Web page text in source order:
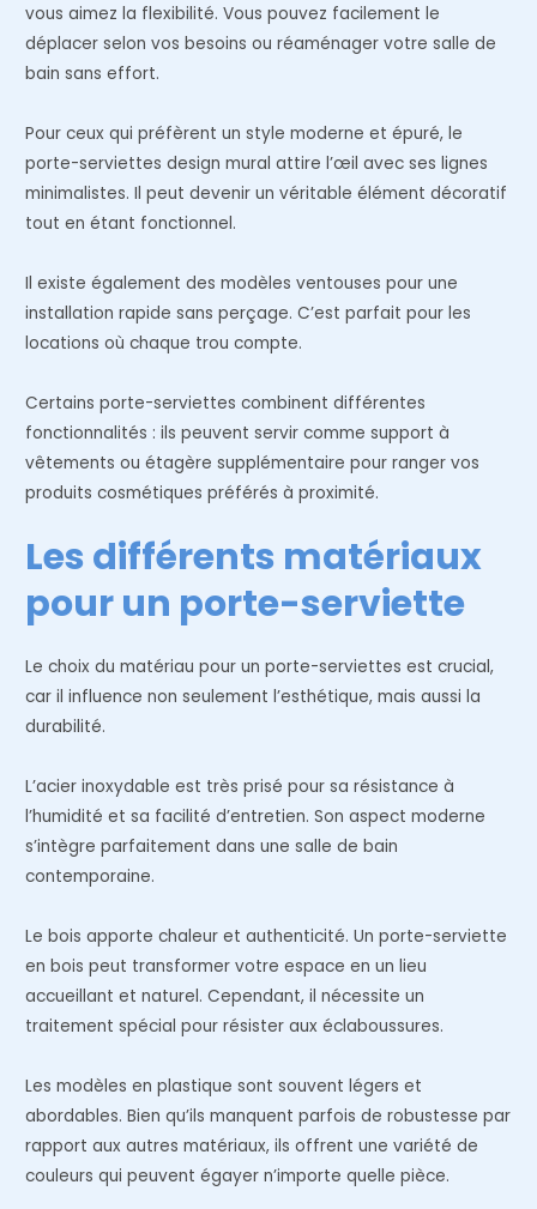
vous aimez la flexibilité. Vous pouvez facilement le
déplacer selon vos besoins ou réaménager votre salle de
bain sans effort.
Pour ceux qui préfèrent un style moderne et épuré, le
porte-serviettes design mural attire l’œil avec ses lignes
minimalistes. Il peut devenir un véritable élément décoratif
tout en étant fonctionnel.
Il existe également des modèles ventouses pour une
installation rapide sans perçage. C’est parfait pour les
locations où chaque trou compte.
Certains porte-serviettes combinent différentes
fonctionnalités : ils peuvent servir comme support à
vêtements ou étagère supplémentaire pour ranger vos
produits cosmétiques préférés à proximité.
Les différents matériaux
pour un porte-serviette
Le choix du matériau pour un porte-serviettes est crucial,
car il influence non seulement l’esthétique, mais aussi la
durabilité.
L’acier inoxydable est très prisé pour sa résistance à
l’humidité et sa facilité d’entretien. Son aspect moderne
s’intègre parfaitement dans une salle de bain
contemporaine.
Le bois apporte chaleur et authenticité. Un porte-serviette
en bois peut transformer votre espace en un lieu
accueillant et naturel. Cependant, il nécessite un
traitement spécial pour résister aux éclaboussures.
Les modèles en plastique sont souvent légers et
abordables. Bien qu’ils manquent parfois de robustesse par
rapport aux autres matériaux, ils offrent une variété de
couleurs qui peuvent égayer n’importe quelle pièce.